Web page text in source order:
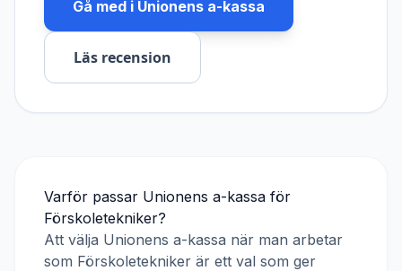
Gå med i Unionens a-kassa
Läs recension
Varför passar Unionens a-kassa för
Förskoletekniker?
Att välja Unionens a-kassa när man arbetar
som Förskoletekniker är ett val som ger